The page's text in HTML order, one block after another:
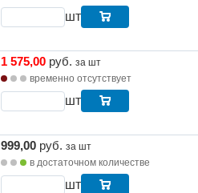
шт
1 575,00 руб. за шт
временно отсутствует
шт
999,00 руб. за шт
в достаточном количестве
шт